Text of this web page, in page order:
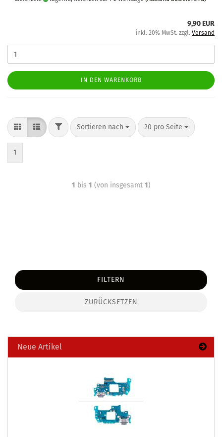
9,90 EUR
inkl. 20% MwSt. zzgl. Versand
IN DEN WARENKORB
Sortieren nach 20 pro Seite
1
1 bis 1 (von insgesamt 1)
FILTERN
ZURÜCKSETZEN
Neue Artikel